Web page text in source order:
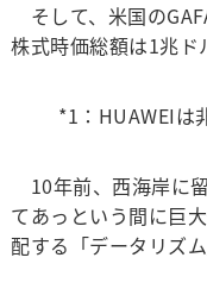
そして、米国の
株式時価総額は1兆ド
*1：HUAWEIは
10年前、西海岸に
てあっという間に巨
配する「データリズ